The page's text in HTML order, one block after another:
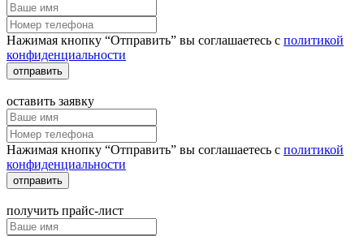
Нажимая кнопку “Отправить” вы соглашаетесь с политикой
конфиденциальности
отправить
оставить заявку
Нажимая кнопку “Отправить” вы соглашаетесь с политикой
конфиденциальности
отправить
получить прайс-лист